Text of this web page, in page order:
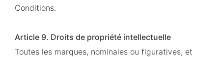
Conditions.
Article 9. Droits de propriété intellectuelle
Toutes les marques, nominales ou figuratives, et